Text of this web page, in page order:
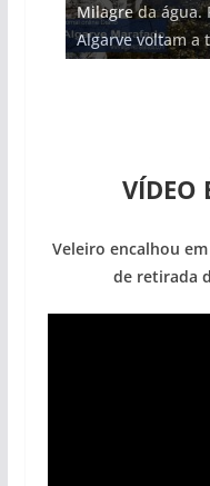
Milagre da água.
Algarve voltam a
Foto do dia: uma
entre redes e
Tempestades
arribas em risco
Tapas do mar a
gastronómica
milhões de
hotéis (com vídeo)
VÍDEO
Veleiro encalhou
de retirada